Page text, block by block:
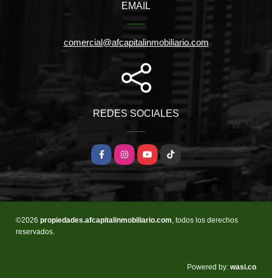
EMAIL
comercial@afcapitalinmobiliario.com
REDES SOCIALES
FacebookInstagramYouTubeTikTok
©2026 propiedades.afcapitalinmobiliario.com, todos los derechos
reservados.
Powered by: wasi.co